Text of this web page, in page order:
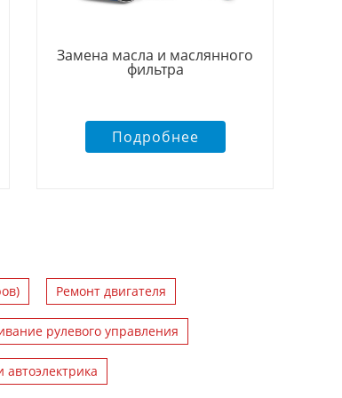
Замена масла и маслянного
фильтра
Подробнее
Ремонт двигателя
рулевого управления
автоэлектрика